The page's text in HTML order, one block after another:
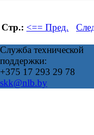
Стр.: <== Пред.
Служба технической
поддержки:
+375 17 293 29 78
skk@nlb.by